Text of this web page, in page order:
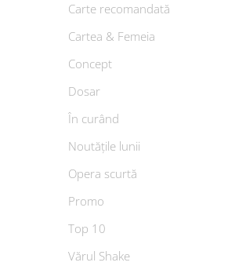
Carte recomandată
Cartea & Femeia
Concept
Dosar
În curând
Noutățile lunii
Opera scurtă
Promo
Top 10
Vărul Shake